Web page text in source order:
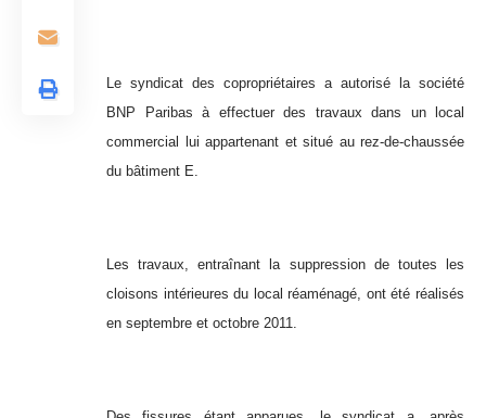
Le syndicat des copropriétaires a autorisé la société
BNP Paribas à effectuer des travaux dans un local
commercial lui appartenant et situé au rez-de-chaussée
du bâtiment E.
Les travaux, entraînant la suppression de toutes les
cloisons intérieures du local réaménagé, ont été réalisés
en septembre et octobre 2011.